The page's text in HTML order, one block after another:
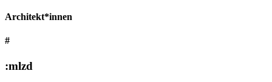
Architekt*innen
#
:mlzd